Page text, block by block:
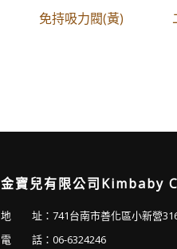
免持吸力閥(黃)
金寶兒有限公司Kimbaby
地 址：741台南市善化區小新營
電 話：06-6324246